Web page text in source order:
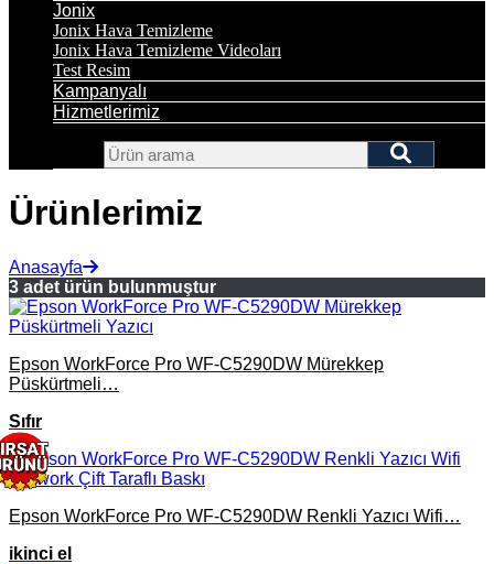
Jonix
Jonix Hava Temizleme
Jonix Hava Temizleme Videoları
Test Resim
Kampanyalı
Hizmetlerimiz
Ürünlerimiz
Anasayfa
3 adet ürün bulunmuştur
Epson WorkForce Pro WF-C5290DW Mürekkep
Püskürtmeli…
Sıfır
Epson WorkForce Pro WF-C5290DW Renkli Yazıcı Wifi…
ikinci el